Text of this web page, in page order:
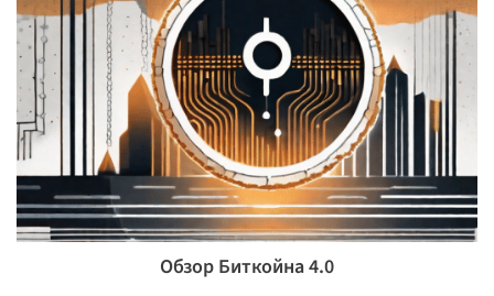
Обзор Биткойна 4.0